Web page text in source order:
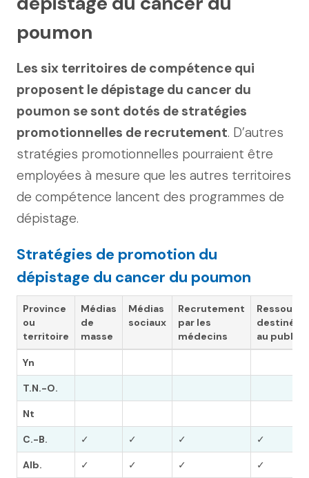
poumon
Les six territoires de compétence qui
proposent le dépistage du cancer du
poumon se sont dotés de stratégies
promotionnelles de recrutement. D’autres
stratégies promotionnelles pourraient être
employées à mesure que les autres territoires
de compétence lancent des programmes de
dépistage.
Stratégies de promotion du
dépistage du cancer du poumon
Province
ou
territoire
Médias
de
masse
Médias
sociaux
Recrutement
par les
médecins
destinées
au public
Yn
T.N.-O.
Nt
C.-B. ✓ ✓ ✓ ✓
Alb. ✓ ✓ ✓ ✓